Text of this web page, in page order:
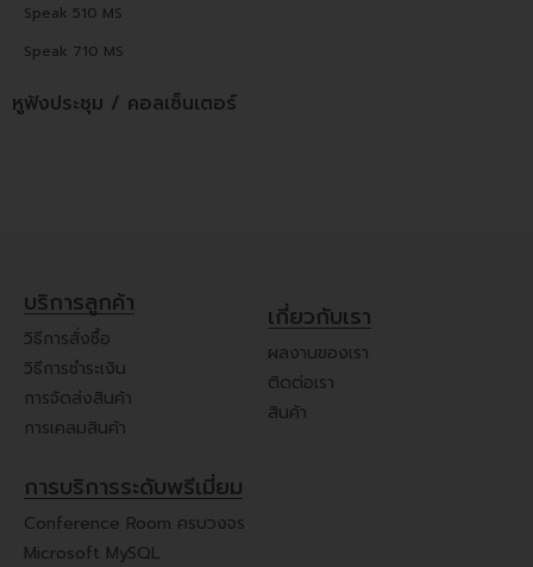
Speak 510 MS
Speak 710 MS
หูฟังประชุม / คอลเซ็นเตอร์
บริการลูกค้า
วิธีการสั่งซื้อ
วิธีการชำระเงิน
การจัดส่งสินค้า
การเคลมสินค้า
เกี่ยวกับเรา
ผลงานของเรา
ติดต่อเรา
สินค้า
การบริการระดับพรีเมี่ยม
Conference Room ครบวงจร
Microsoft MySQL